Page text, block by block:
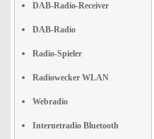
DAB-Radio-Receiver
DAB-Radio
Radio-Spieler
Radiowecker WLAN
Webradio
Internetradio Bluetooth